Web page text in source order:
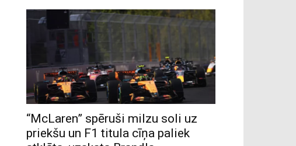
“McLaren” spēruši milzu soli uz
priekšu un F1 titula cīņa paliek